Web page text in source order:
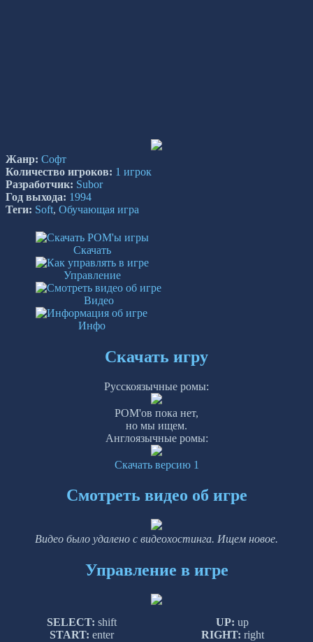
Жанр: Софт
Количество игроков: 1 игрок
Разработчик: Subor
Год выхода: 1994
Теги: Soft, Обучающая игра
Скачать
Управление
Видео
Инфо
Скачать игру
Русскоязычные ромы:
РОМ'ов пока нет,
но мы ищем.
Англоязычные ромы:
Скачать версию 1
Смотреть видео об игре
Видео было удалено с видеохостинга. Ищем новое.
Управление в игре
SELECT: shift
START: enter
UP: up
RIGHT: right